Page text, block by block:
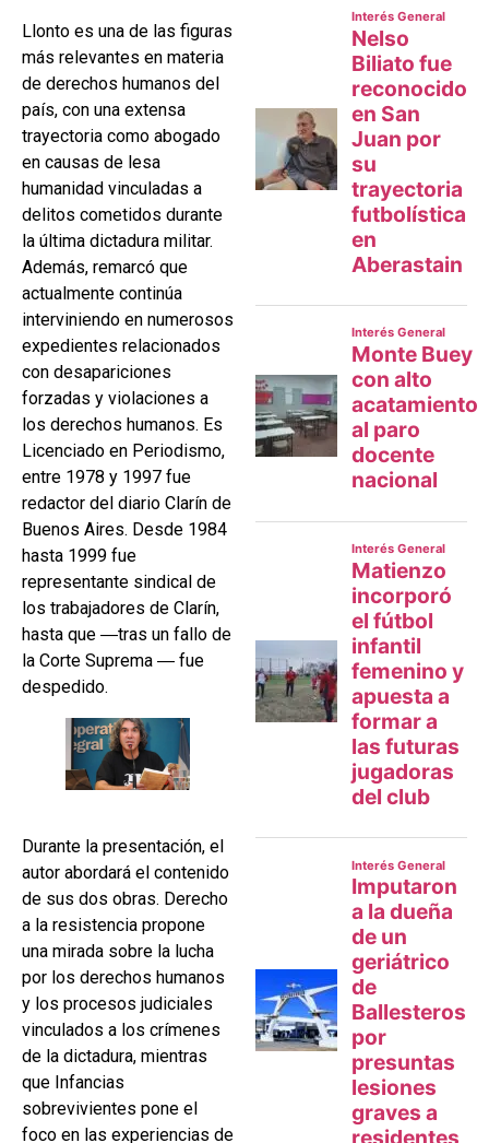
Llonto es una de las figuras
más relevantes en materia
de derechos humanos del
país, con una extensa
trayectoria como abogado
en causas de lesa
humanidad vinculadas a
delitos cometidos durante
la última dictadura militar.
Además, remarcó que
actualmente continúa
interviniendo en numerosos
expedientes relacionados
con desapariciones
forzadas y violaciones a
los derechos humanos. Es
Licenciado en Periodismo,
entre 1978 y 1997 fue
redactor del diario Clarín de
Buenos Aires. Desde 1984
hasta 1999 fue
representante sindical de
los trabajadores de Clarín,
hasta que ―tras un fallo de
la Corte Suprema ― fue
despedido.
Durante la presentación, el
autor abordará el contenido
de sus dos obras. Derecho
a la resistencia propone
una mirada sobre la lucha
por los derechos humanos
y los procesos judiciales
vinculados a los crímenes
de la dictadura, mientras
que Infancias
sobrevivientes pone el
foco en las experiencias de